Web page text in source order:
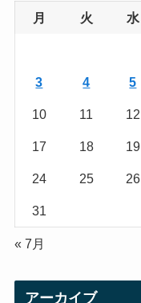
e
月 火 水
3 4 5
10 11 12
17 18 19
24 25 26
31
« 7月
アーカイブ